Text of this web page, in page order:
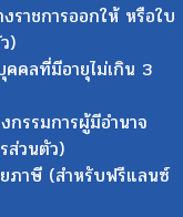
ราชการออกให้ หรือใบ
)
คลที่มีอายุไม่เกิน 3
กรรมการผู้มีอำนาจ
ส่วนตัว)
ยภาษี (สำหรับฟรีแลนซ์